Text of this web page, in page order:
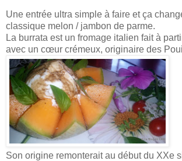
Une entrée ultra simple à faire et ça
classique melon / jambon de parme.
La burrata est un fromage italien fait à
avec un cœur crémeux, originaire des
Son origine remonterait au début du XXe